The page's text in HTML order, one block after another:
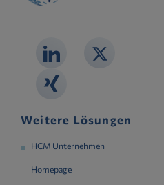
Weitere Lösungen
HCM Unternehmen
Homepage